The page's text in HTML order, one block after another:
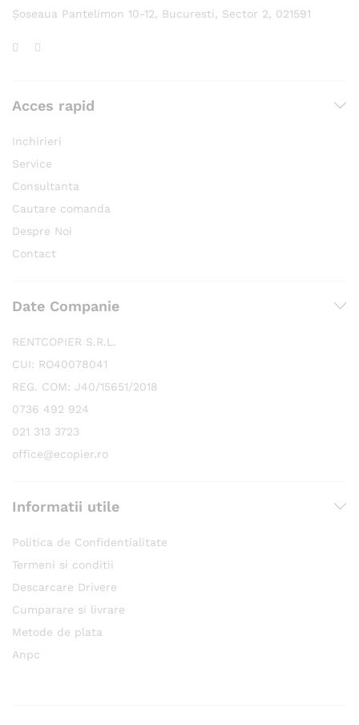
Șoseaua Pantelimon 10-12, Bucuresti, Sector 2, 021591
Acces rapid
Inchirieri
Service
Consultanta
Cautare comanda
Despre Noi
Contact
Date Companie
RENTCOPIER S.R.L.
CUI: RO40078041
REG. COM: J40/15651/2018
0736 492 924
021 313 3723
office@ecopier.ro
Informatii utile
Politica de Confidentialitate
Termeni si conditii
Descarcare Drivere
Cumparare si livrare
Metode de plata
Anpc